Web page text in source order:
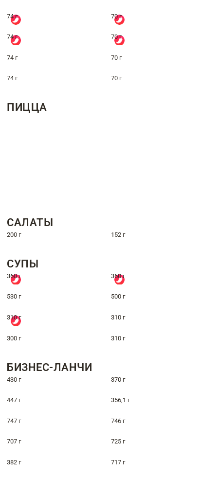
74 г 70 г
74 г 70 г
74 г 70 г
74 г 70 г
ПИЦЦА
САЛАТЫ
200 г 152 г
СУПЫ
360 г 360 г
530 г 500 г
310 г 310 г
300 г 310 г
БИЗНЕС-ЛАНЧИ
430 г 370 г
447 г 356,1 г
747 г 746 г
707 г 725 г
382 г 717 г